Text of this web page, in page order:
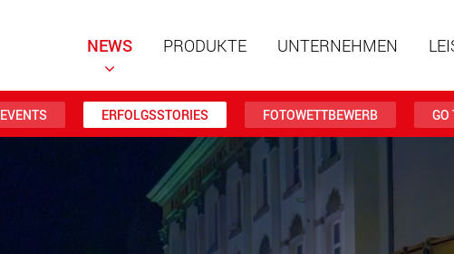
Nutzlasten
NEWS PRODUKTE UNTERNEHMEN
EVENTS ERFOLGSSTORIES FOTOWETTBEWERB GO